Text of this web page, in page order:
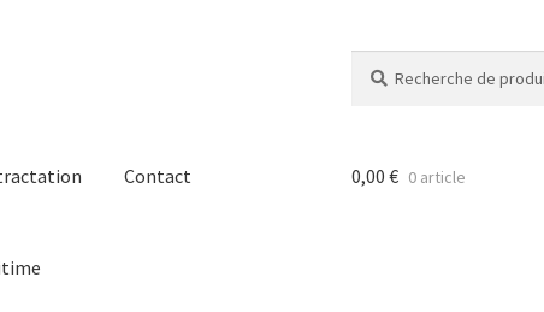
pour :
Contact 0,00 € 0 article